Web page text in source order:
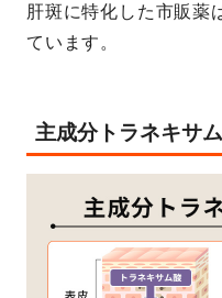
肝斑に特化した市販薬
ています。
主成分トラネキサ